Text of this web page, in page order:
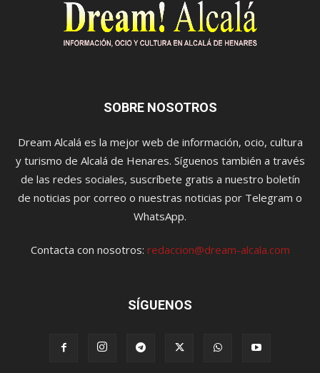
SOBRE NOSOTROS
Dream Alcalá es la mejor web de información, ocio, cultura
y turismo de Alcalá de Henares. Síguenos también a través
de las redes sociales, suscríbete gratis a nuestro boletín
de noticias por correo o nuestras noticias por Telegram o
WhatsApp.
Contacta con nosotros: redaccion@dream-alcala.com
SÍGUENOS